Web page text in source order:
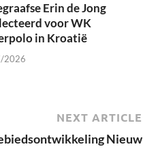
Erin de Jong
voor WK
in Kroatië
2026
NEXT ARTICLE
Nieuw